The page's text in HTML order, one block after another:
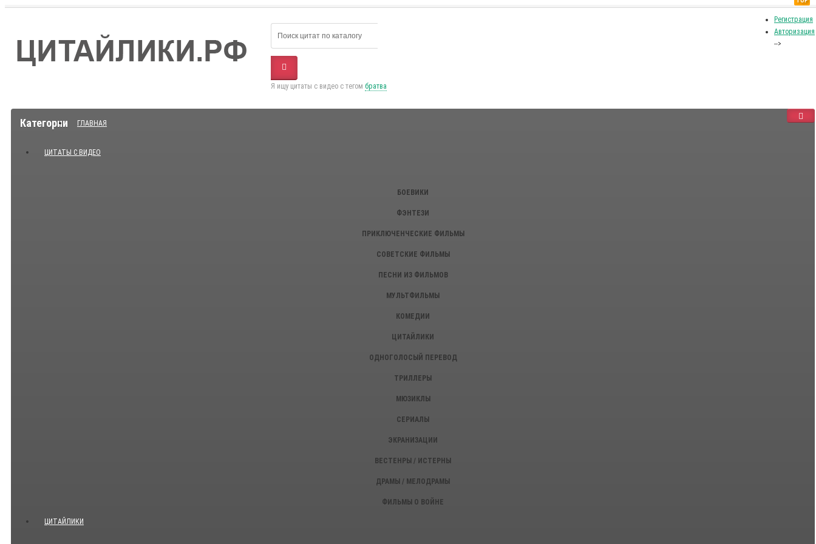
Регистрация
Авторизация
-->
Я ищу цитаты с видео с тегом братва
Категории ГЛАВНАЯ
ЦИТАТЫ С ВИДЕО
БОЕВИКИ
ФЭНТЕЗИ
ПРИКЛЮЧЕНЧЕСКИЕ ФИЛЬМЫ
СОВЕТСКИЕ ФИЛЬМЫ
ПЕСНИ ИЗ ФИЛЬМОВ
МУЛЬТФИЛЬМЫ
КОМЕДИИ
ЦИТАЙЛИКИ
ОДНОГОЛОСЫЙ ПЕРЕВОД
ТРИЛЛЕРЫ
МЮЗИКЛЫ
СЕРИАЛЫ
ЭКРАНИЗАЦИИ
ВЕСТЕНРЫ / ИСТЕРНЫ
ДРАМЫ / МЕЛОДРАМЫ
ФИЛЬМЫ О ВОЙНЕ
ЦИТАЙЛИКИ